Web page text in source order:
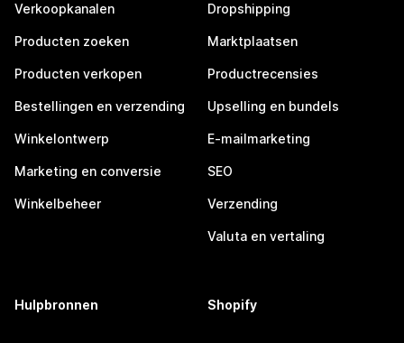
Verkoopkanalen
Producten zoeken
Producten verkopen
Bestellingen en verzending
Winkelontwerp
Marketing en conversie
Winkelbeheer
Dropshipping
Marktplaatsen
Productrecensies
Upselling en bundels
E-mailmarketing
SEO
Verzending
Valuta en vertaling
Hulpbronnen Shopify